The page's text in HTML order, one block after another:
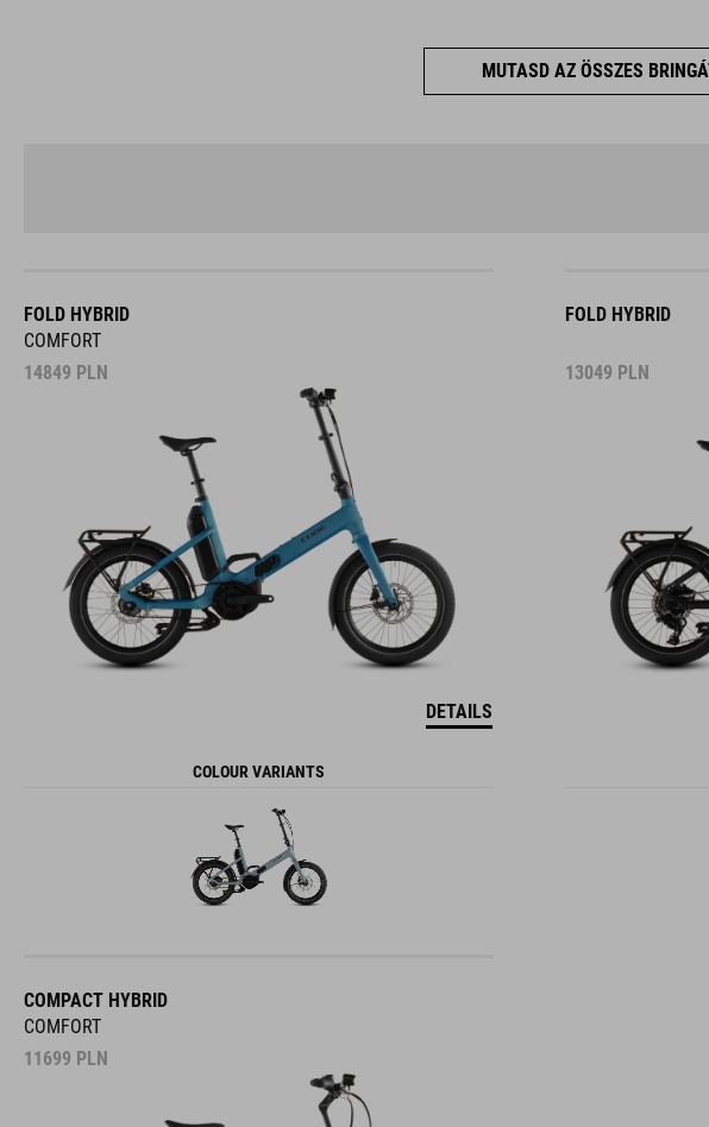
MUTASD AZ ÖSSZES
FOLD HYBRID
COMFORT
14849 PLN
DETAILS
COLOUR VARIANTS
FOLD HYBRID
13049 PLN
COMPACT HYBRID
COMFORT
11699 PLN